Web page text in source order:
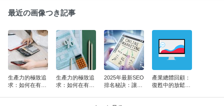
最近の画像つき記事
生產力的極致追
求：如何在有限
生產力的極致追
求：如何在有限
2025年最新SEO
排名秘訣：讓你
產業總體回顧：
復甦中的放鬆經